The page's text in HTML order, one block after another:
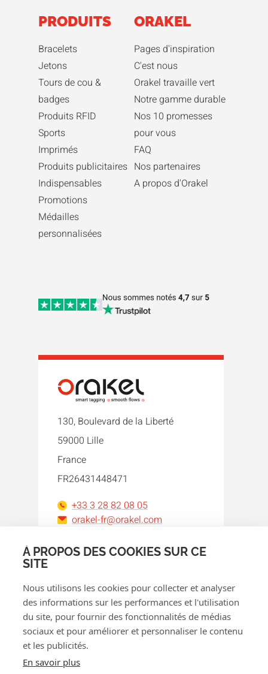
À PROPOS DES COOKIES SUR CE
SITE
Nous utilisons les cookies pour collecter et analyser
des informations sur les performances et l'utilisation
du site, pour fournir des fonctionnalités de médias
sociaux et pour améliorer et personnaliser le contenu
et les publicités.
En savoir plus
PRODUITS
Bracelets
Jetons
Tours de cou &
badges
Produits RFID
Sports
Imprimés
Produits publicitaires
Indispensables
Promotions
Médailles
personnalisées
ORAKEL
Pages d'inspiration
C'est nous
Orakel travaille vert
Notre gamme durable
Nos 10 promesses
pour vous
FAQ
Nos partenaires
A propos d'Orakel
130, Boulevard de la Liberté
59000 Lille
France
FR26431448471
+33 3 28 82 08 05
orakel-fr@orakel.com
FacebookInstagram
LinkedInWhatsApp
YouTube